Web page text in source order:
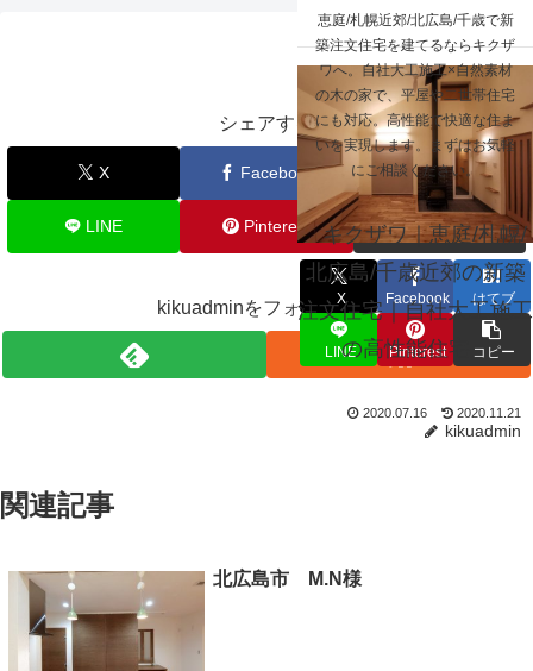
恵庭/札幌近郊/北広島/千歳で新
築注文住宅を建てるならキクザ
ワへ。自社大工施工×自然素材
の木の家で、平屋や二世帯住宅
にも対応。高性能で快適な住ま
いを実現します。まずはお気軽
にご相談ください。
キクザワ｜恵庭/札幌/
北広島/千歳近郊の新築
注文住宅｜自社大工施工
の高性能住宅
☰
南幌町 T.B様
X Facebook はてブ
LINE Pinterest コピー
2020.07.16 2020.11.21
シェアする
X Facebook はてブ
LINE Pinterest コピー
kikuadminをフォローする
kikuadmin
関連記事
北広島市 M.N様